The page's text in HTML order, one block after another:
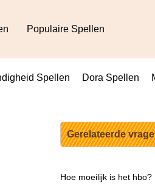
Populaire Spellen
Spellen Dora Spellen
Gerelateerde
Hoe moeilijk is het hbo?